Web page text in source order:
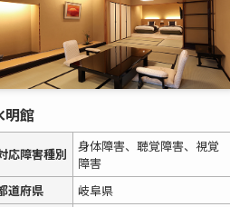
明館
応障害種別
身体障害、聴覚障害、視覚
障害
道府県
岐阜県